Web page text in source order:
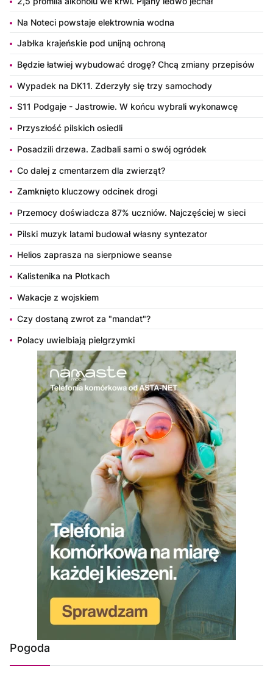
Na Noteci powstaje elektrownia wodna
Jabłka krajeńskie pod unijną ochroną
Będzie łatwiej wybudować drogę? Chcą zmiany przepisów
Wypadek na DK11. Zderzyły się trzy samochody
S11 Podgaje - Jastrowie. W końcu wybrali wykonawcę
Przyszłość pilskich osiedli
Posadzili drzewa. Zadbali sami o swój ogródek
Co dalej z cmentarzem dla zwierząt?
Zamknięto kluczowy odcinek drogi
Przemocy doświadcza 87% uczniów. Najczęściej w sieci
Pilski muzyk latami budował własny syntezator
Helios zaprasza na sierpniowe seanse
Kalistenika na Płotkach
Wakacje z wojskiem
Czy dostaną zwrot za "mandat"?
Polacy uwielbiają pielgrzymki
Pogoda